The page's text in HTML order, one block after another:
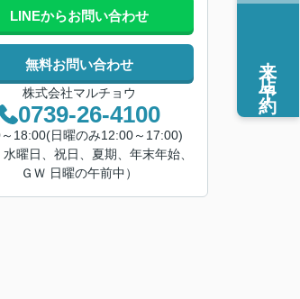
LINEからお問い合わせ
無料お問い合わせ
株式会社マルチョウ
0739-26-4100
18:00(日曜のみ12:00～17:00)
水曜日、祝日、夏期、年末年始、
ＧＷ 日曜の午前中）
来店予約